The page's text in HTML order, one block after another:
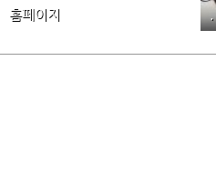
홈페이지 .